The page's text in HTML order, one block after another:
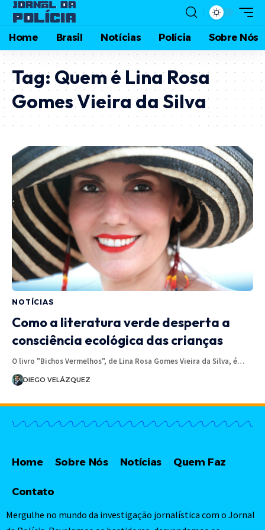
Home Brasil Notícias Polícia Sobre Nós
Tag: Quem é Lina Rosa
Gomes Vieira da Silva
NOTÍCIAS
Como a literatura verde desperta a
consciência ecológica das crianças
O livro "Bichos Vermelhos", de Lina Rosa Gomes Vieira da Silva, é…
DIEGO VELÁZQUEZ
Home Sobre Nós Notícias Quem Faz
Contato
Mergulhe no mundo da investigação jornalística com o Jornal